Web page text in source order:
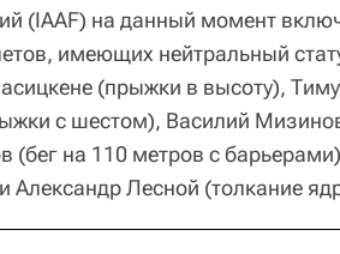
(IAAF) на данный момент
имеющих нейтральный
(прыжки в высоту),
с шестом), Василий
(бег на 110 метров с
Александр Лесной (толкание